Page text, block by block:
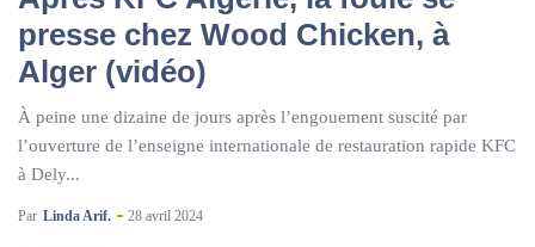
presse chez Wood Chicken, à
Alger (vidéo)
À peine une dizaine de jours après l’engouement suscité par
l’ouverture de l’enseigne internationale de restauration rapide KFC
à Dely...
Par Linda Arif. 28 avril 2024